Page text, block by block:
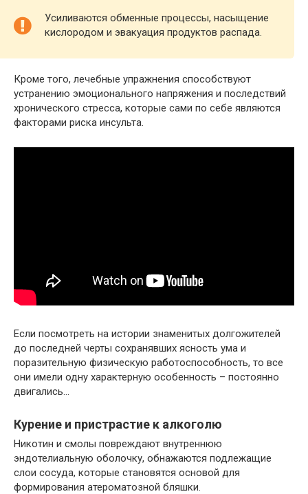
Усиливаются обменные процессы, насыщение
кислородом и эвакуация продуктов распада.
Кроме того, лечебные упражнения способствуют
устранению эмоционального напряжения и последствий
хронического стресса, которые сами по себе являются
факторами риска инсульта.
Если посмотреть на истории знаменитых долгожителей
до последней черты сохранявших ясность ума и
поразительную физическую работоспособность, то все
они имели одну характерную особенность – постоянно
двигались…
Курение и пристрастие к алкоголю
Никотин и смолы повреждают внутреннюю
эндотелиальную оболочку, обнажаются подлежащие
слои сосуда, которые становятся основой для
формирования атероматозной бляшки.